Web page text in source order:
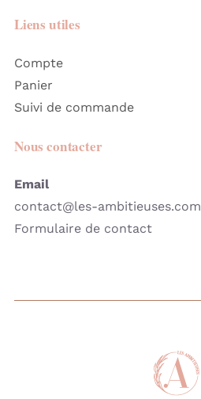
Liens utiles
Compte
Panier
Suivi de commande
Nous contacter
Email
contact@les-ambitieuses.com
Formulaire de contact